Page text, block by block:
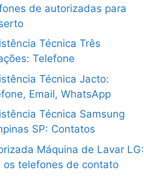
de autorizadas para
Técnica Três
Telefone
Técnica Jacto:
Email, WhatsApp
Técnica Samsung
SP: Contatos
Máquina de Lavar LG:
os telefones de contato